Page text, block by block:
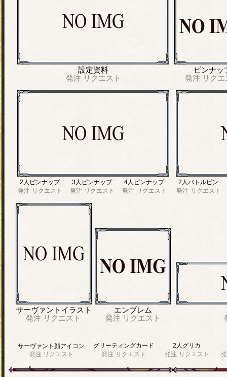
設定資料
発注 リクエスト
ピンナッ
発注 リク
2人ピンナップ
発注 リクエスト
3人ピンナップ
発注 リクエスト
4人ピンナップ
発注 リクエスト
2人バトルピン
発注 リクエスト
サーヴァントイラスト
発注 リクエスト
エンブレム
発注 リクエスト
サーヴァント顔アイコン
発注 リクエスト
グリーティングカード
発注 リクエスト
2人グリカ
発注 リクエスト